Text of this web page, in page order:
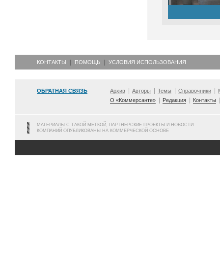
КОНТАКТЫ ПОМОЩЬ УСЛОВИЯ ИСПОЛЬЗОВАНИЯ
ОБРАТНАЯ СВЯЗЬ Архив Авторы Темы Справочники
О «Коммерсанте»
Редакция Контакты
МАТЕРИАЛЫ С ТАКОЙ МЕТКОЙ, ПАРТНЕРСКИЕ ПРОЕКТЫ И НОВОСТИ
КОМПАНИЙ ОПУБЛИКОВАНЫ НА КОММЕРЧЕСКОЙ ОСНОВЕ